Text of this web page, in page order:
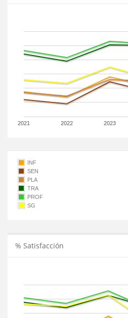
2021 2022 2023
INF
SEN
PLA
TRA
PROF
SG
% Satisfacción